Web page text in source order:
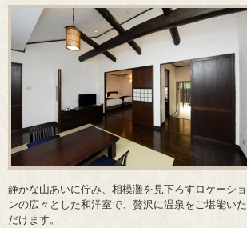
静かな山あいに佇み、相模灘を見下ろすロケーショ
ンの広々とした和洋室で、贅沢に温泉をご堪能いた
だけます。